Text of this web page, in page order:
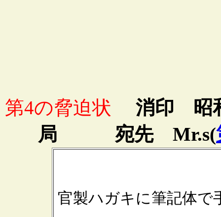
第4の脅迫状
消印 昭
局 宛先 Mr.s(
官製ハガキに筆記体で